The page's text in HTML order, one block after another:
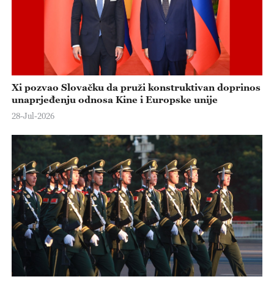
Xi pozvao Slovačku da pruži konstruktivan doprinos
unaprjeđenju odnosa Kine i Europske unije
28-Jul-2026